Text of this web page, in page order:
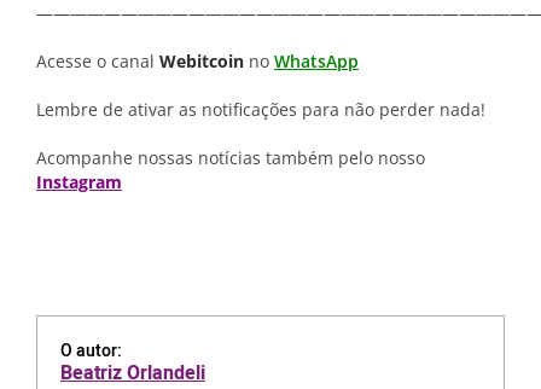
Acesse o canal Webitcoin no WhatsApp
Lembre de ativar as notificações para não perder nada!
Acompanhe nossas notícias também pelo nosso
Instagram
O autor:
Beatriz Orlandeli